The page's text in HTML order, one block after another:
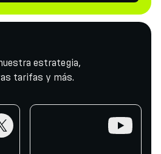
estrategia,
tarifas y más.